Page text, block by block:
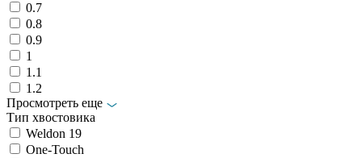
0.7
0.8
0.9
1
1.1
1.2
Просмотреть еще
Тип хвостовика
Weldon 19
Оne-Touch